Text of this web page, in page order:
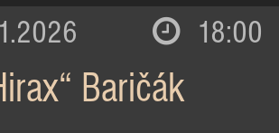
18:00
Baričák